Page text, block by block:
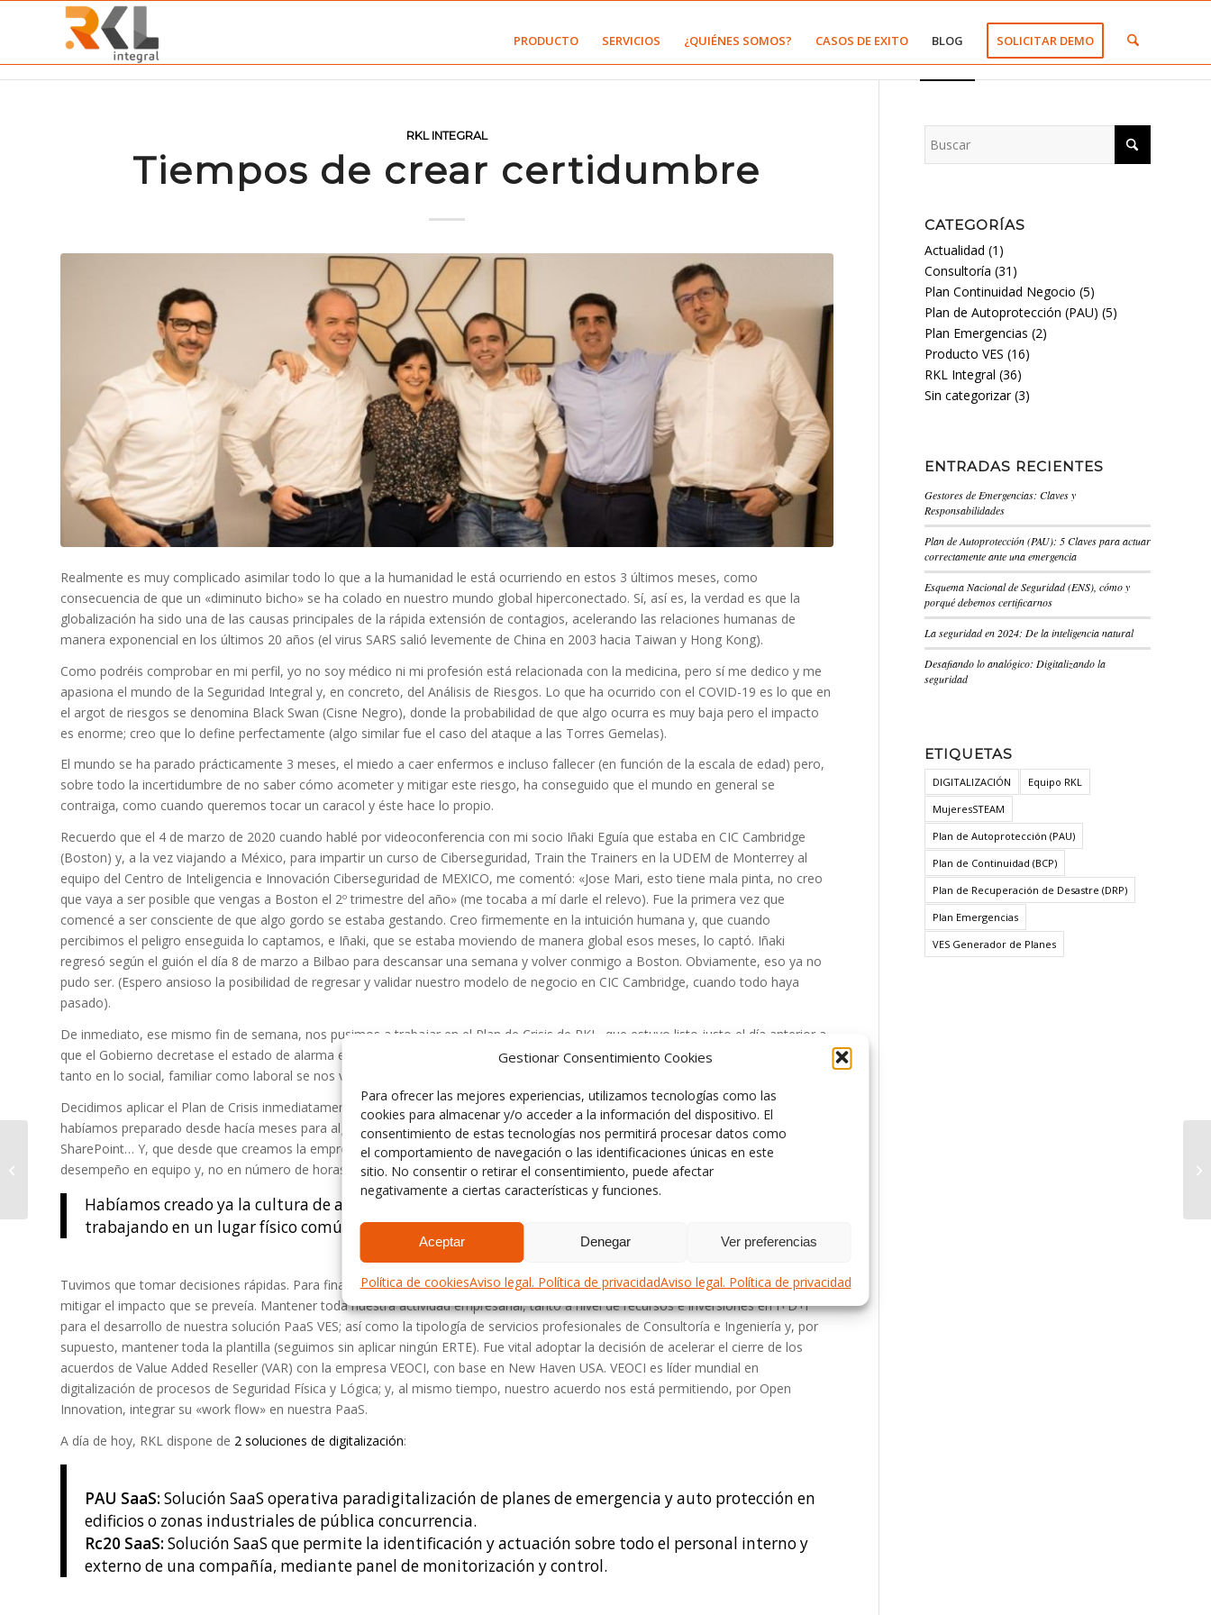
Gestionar Consentimiento Cookies
Para ofrecer las mejores experiencias, utilizamos tecnologías como las
cookies para almacenar y/o acceder a la información del dispositivo. El
consentimiento de estas tecnologías nos permitirá procesar datos como
el comportamiento de navegación o las identificaciones únicas en este
sitio. No consentir o retirar el consentimiento, puede afectar
negativamente a ciertas características y funciones.
Aceptar Denegar Ver preferencias
Política de cookiesAviso legal. Política de privacidadAviso legal. Política de privacidad
PRODUCTO SERVICIOS ¿QUIÉNES SOMOS? CASOS DE EXITO BLOG SOLICITAR DEMO
RKL INTEGRAL
Tiempos de crear certidumbre
Realmente es muy complicado asimilar todo lo que a la humanidad le está ocurriendo en estos 3 últimos meses, como
consecuencia de que un «diminuto bicho» se ha colado en nuestro mundo global hiperconectado. Sí, así es, la verdad es que la
globalización ha sido una de las causas principales de la rápida extensión de contagios, acelerando las relaciones humanas de
manera exponencial en los últimos 20 años (el virus SARS salió levemente de China en 2003 hacia Taiwan y Hong Kong).
Como podréis comprobar en mi perfil, yo no soy médico ni mi profesión está relacionada con la medicina, pero sí me dedico y me
apasiona el mundo de la Seguridad Integral y, en concreto, del Análisis de Riesgos. Lo que ha ocurrido con el COVID-19 es lo que en
el argot de riesgos se denomina Black Swan (Cisne Negro), donde la probabilidad de que algo ocurra es muy baja pero el impacto
es enorme; creo que lo define perfectamente (algo similar fue el caso del ataque a las Torres Gemelas).
El mundo se ha parado prácticamente 3 meses, el miedo a caer enfermos e incluso fallecer (en función de la escala de edad) pero,
sobre todo la incertidumbre de no saber cómo acometer y mitigar este riesgo, ha conseguido que el mundo en general se
contraiga, como cuando queremos tocar un caracol y éste hace lo propio.
Recuerdo que el 4 de marzo de 2020 cuando hablé por videoconferencia con mi socio Iñaki Eguía que estaba en CIC Cambridge
(Boston) y, a la vez viajando a México, para impartir un curso de Ciberseguridad, Train the Trainers en la UDEM de Monterrey al
equipo del Centro de Inteligencia e Innovación Ciberseguridad de MEXICO, me comentó: «Jose Mari, esto tiene mala pinta, no creo
que vaya a ser posible que vengas a Boston el 2º trimestre del año» (me tocaba a mí darle el relevo). Fue la primera vez que
comencé a ser consciente de que algo gordo se estaba gestando. Creo firmemente en la intuición humana y, que cuando
percibimos el peligro enseguida lo captamos, e Iñaki, que se estaba moviendo de manera global esos meses, lo captó. Iñaki
regresó según el guión el día 8 de marzo a Bilbao para descansar una semana y volver conmigo a Boston. Obviamente, eso ya no
pudo ser. (Espero ansioso la posibilidad de regresar y validar nuestro modelo de negocio en CIC Cambridge, cuando todo haya
pasado).
De inmediato, ese mismo fin de semana, nos pusimos a trabajar en el Plan de Crisis de RKL, que estuvo listo justo el día anterior a
que el Gobierno decretase el estado de alarma el 14 de marzo. A partir de ese momento, comenzó la historia de incertidumbre, que
tanto en lo social, familiar como laboral se nos venía encima a todos y todas.
Decidimos aplicar el Plan de Crisis inmediatamente y todo el equipo nos fuimos a casa a teletrabajar, con la convicción de que nos
habíamos preparado desde hacía meses para algo así, con herramientas de digitalización de procesos como TEAMS, CRM/ERP en
SharePoint… Y, que desde que creamos la empresa en 2017, ya veníamos aplicando métodos de trabajo basados en resultados y
desempeño en equipo y, no en número de horas en la oficina.
Habíamos creado ya la cultura de aportar valor al negocio con independencia de estar o no
trabajando en un lugar físico común.
Tuvimos que tomar decisiones rápidas. Para finales de marzo ya habíamos decidido nuestra nueva estrategia comercial para
mitigar el impacto que se preveía. Mantener toda nuestra actividad empresarial, tanto a nivel de recursos e inversiones en I+D+i
para el desarrollo de nuestra solución PaaS VES; así como la tipología de servicios profesionales de Consultoría e Ingeniería y, por
supuesto, mantener toda la plantilla (seguimos sin aplicar ningún ERTE). Fue vital adoptar la decisión de acelerar el cierre de los
acuerdos de Value Added Reseller (VAR) con la empresa VEOCI, con base en New Haven USA. VEOCI es líder mundial en
digitalización de procesos de Seguridad Física y Lógica; y, al mismo tiempo, nuestro acuerdo nos está permitiendo, por Open
Innovation, integrar su «work flow» en nuestra PaaS.
A día de hoy, RKL dispone de 2 soluciones de digitalización:
PAU SaaS: Solución SaaS operativa paradigitalización de planes de emergencia y auto protección en
edificios o zonas industriales de pública concurrencia.
Rc20 SaaS: Solución SaaS que permite la identificación y actuación sobre todo el personal interno y
externo de una compañía, mediante panel de monitorización y control.
CATEGORÍAS
Actualidad (1)
Consultoría (31)
Plan Continuidad Negocio (5)
Plan de Autoprotección (PAU) (5)
Plan Emergencias (2)
Producto VES (16)
RKL Integral (36)
Sin categorizar(3)
ENTRADAS RECIENTES
Gestores de Emergencias: Claves y
Responsabilidades
Plan de Autoprotección (PAU): 5 Claves para actuar
correctamente ante una emergencia
Esquema Nacional de Seguridad (ENS), cómo y
porqué debemos certificarnos
La seguridad en 2024: De la inteligencia natural
Desafiando lo analógico: Digitalizando la
seguridad
ETIQUETAS
DIGITALIZACIÓN
Equipo RKL
MujeresSTEAM
Plan de Autoprotección (PAU)
Plan de Continuidad (BCP)
Plan de Recuperación de Desastre (DRP)
Plan Emergencias
VES Generador de Planes
La importancia de la
seguridad en el
teletrabajo y acceso